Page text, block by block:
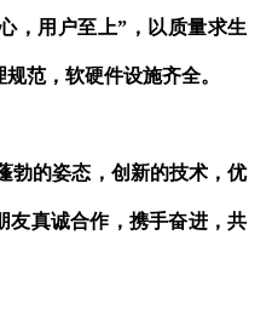
用户至上”，以质量求生
范，软硬件设施齐全。
的姿态，创新的技术，优
友真诚合作，携手奋进，共